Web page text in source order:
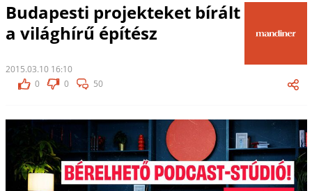
Budapesti projekteket bírált
a világhírű építész
2015.03.10 16:10
0
0 50